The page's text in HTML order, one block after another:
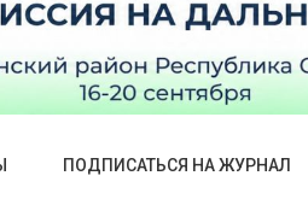
ПОДПИСАТЬСЯ НА ЖУРНАЛ